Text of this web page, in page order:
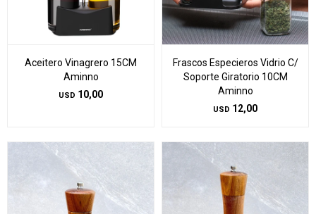
Aceitero Vinagrero 15CM
Aminno
USD 10,00
Frascos Especieros Vidrio C/
Soporte Giratorio 10CM
Aminno
USD 12,00